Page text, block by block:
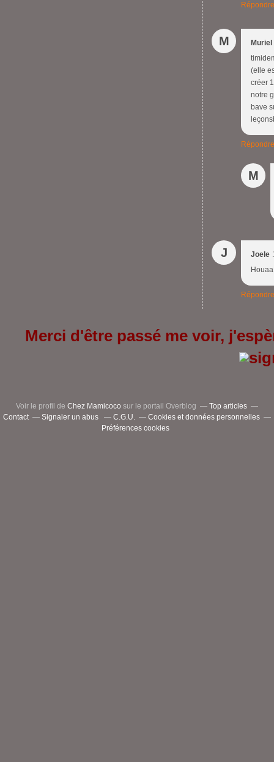
Répondre
M
(elle
créer
notre
bave
Répondre
M
J Joele
Répondre
Merci d'être passé me voir,
Voir le profil de Chez Mamicoco sur le portail Overblog
Top articles
Contact
Signaler un abus C.G.U.
Cookies et données personnelles
Préférences cookies